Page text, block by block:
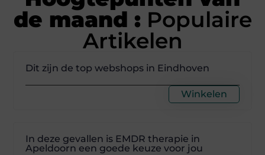
de maand : Populaire
Artikelen
Dit zijn de top webshops in Eindhoven
Winkelen
In deze gevallen is EMDR therapie in
Apeldoorn een goede keuze voor jou